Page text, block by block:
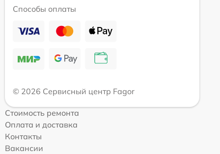
Способы оплаты
© 2026 Сервисный центр Fagor
Стоимость ремонта
Оплата и доставка
Контакты
Вакансии